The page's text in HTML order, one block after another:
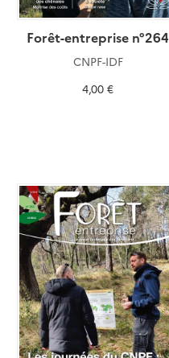
Forêt-entreprise n°264
CNPF-IDF
4,00 €